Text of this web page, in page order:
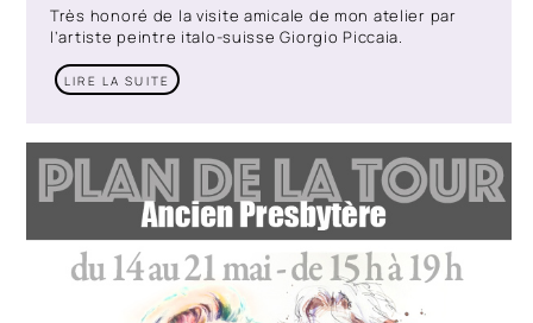
Très honoré de la visite amicale de mon atelier par
l’artiste peintre italo-suisse Giorgio Piccaia.
LIRE LA SUITE